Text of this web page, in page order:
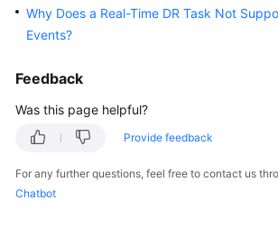
Security
White
Reference
Reference
Why Does a Real-Time DR Task Not
Events?
Feedback
Was this page helpful?
Provide feedback
For any further questions, feel free to contact us
Chatbot